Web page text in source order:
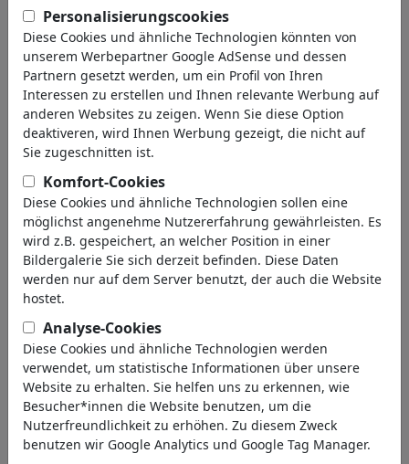
Versicherungen
Gewerkschaften
Konjunktur
Transport
Automobilindustrie
Computer & Internet
Energie & Rohstoffe
Kommunikation
Ökologie
Gatronomie & Freizeit
Tourismus
Mode & Kosmetik
Landwirtschaft
Ärzte & Pharma
Armut & Sozialhilfe
Kriminalität & Betrug
Werbung & Marketing
Berühmte Personen (22592)
Philosophie(28939)
Forschung & Technik(10389)
Sport(15315)
Personalisierungscookies
Diese Cookies und ähnliche Technologien könnten von
unserem Werbepartner Google AdSense und dessen
Partnern gesetzt werden, um ein Profil von Ihren
Interessen zu erstellen und Ihnen relevante Werbung auf
anderen Websites zu zeigen. Wenn Sie diese Option
deaktiveren, wird Ihnen Werbung gezeigt, die nicht auf
Sie zugeschnitten ist.
Komfort-Cookies
Diese Cookies und ähnliche Technologien sollen eine
möglichst angenehme Nutzererfahrung gewährleisten. Es
wird z.B. gespeichert, an welcher Position in einer
Bildergalerie Sie sich derzeit befinden. Diese Daten
werden nur auf dem Server benutzt, der auch die Website
hostet.
Analyse-Cookies
Diese Cookies und ähnliche Technologien werden
verwendet, um statistische Informationen über unsere
Website zu erhalten. Sie helfen uns zu erkennen, wie
Besucher*innen die Website benutzen, um die
Nutzerfreundlichkeit zu erhöhen. Zu diesem Zweck
benutzen wir Google Analytics und Google Tag Manager.